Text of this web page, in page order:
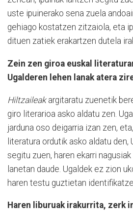
uste ipuinerako sena zuela
gehiago kostatzen zitzaiola, eta
dituen zatiek erakartzen dutela
Zein zen giroa euskal
Ugalderen lehen lanak atera
Hiltzaileakargitaratu zuenetik
giro literarioa asko aldatu zen.
jarduna oso deigarria izan zen,
literatura ordutik asko aldatu den,
segitu zuen, haren ekarri
lanetan daude. Ugaldek ez zion
haren testu guztietan
Haren liburuak irakurrita, zerk